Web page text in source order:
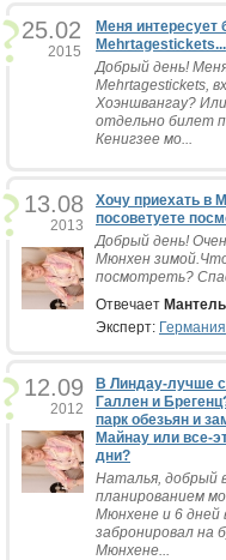
25.02
2015
Меня интересует
Mehrtagestickets...
Добрый день!
Mehrtagestickets,
Хоэншвангау?
отдельно билет
Кенигзее мо...
13.08
2013
Хочу приехать в
посоветуете
Добрый день!
Мюнхен
посмотреть?
Отвечает
Эксперт: Германия
12.09
2012
В Линдау-лучше
Галлен и
парк обезьян и
Майнау или все-
дни?
Наталья, добрый
планированием
Мюнхене и 6 дней
забронировал на
Мюнхене...